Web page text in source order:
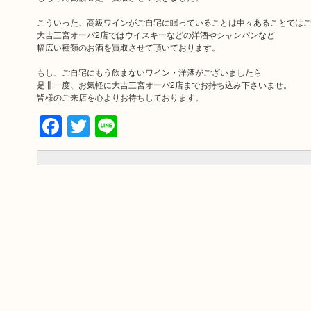
こういった、高級ワインがご自宅に眠っていることは中々あることではご
大吉三宮オーパ2店ではウイスキーなどの洋酒やシャンパンなど
幅広い種類のお酒を買取させて頂いております。
もし、ご自宅にもう飲まないワイン・洋酒がございましたら
是非一度、お気軽に大吉三宮オーパ2店までお持ち込み下さいませ。
皆様のご来店を心よりお待ちしております。
Facebook
Twitter
Line